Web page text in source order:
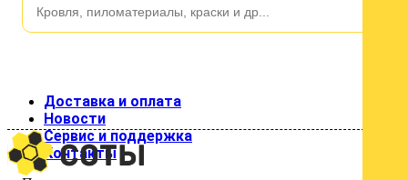
Изоляция
Строительные пленки
Кровельные материалы
Металлочерепица
Профнастил для кровли
Профнастил стеновой
Доставка и оплата
Новости
Сервис и поддержка
Контакты